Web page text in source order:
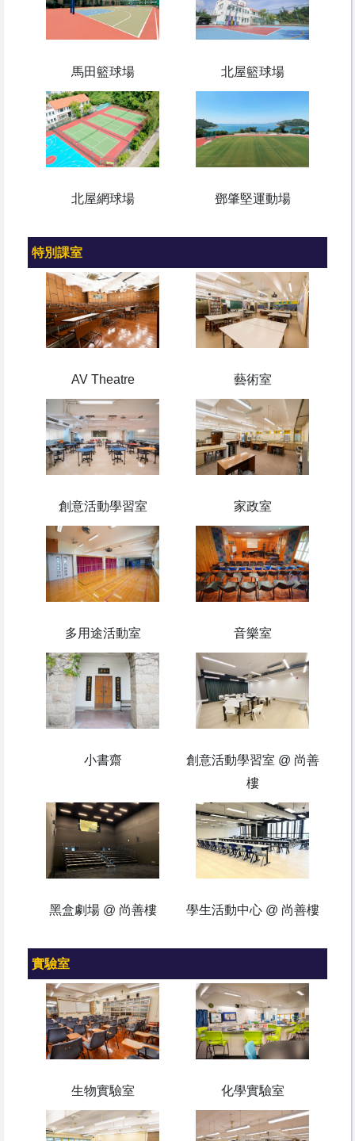
馬田籃球場 北屋籃球場
北屋網球場 鄧肇堅運動場
特別課室
AV Theatre 藝術室
創意活動學習室 家政室
多用途活動室 音樂室
小書齋 創意活動學習室 @ 尚善
樓
黑盒劇場 @ 尚善樓 學生活動中心 @ 尚善樓
實驗室
生物實驗室 化學實驗室